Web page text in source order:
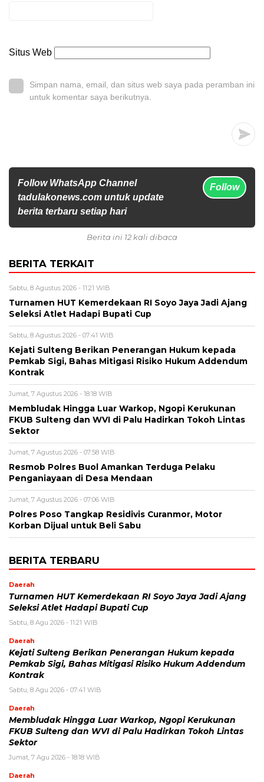
Situs Web
Simpan nama, email, dan situs web saya pada peramban ini
untuk komentar saya berikutnya.
Follow WhatsApp Channel
tadulakonews.com untuk update
berita terbaru setiap hari
Follow
Berita ini 12 kali dibaca
BERITA TERKAIT
Sabtu, 8 Agustus 2026 - 11:21 WIB
Turnamen HUT Kemerdekaan RI Soyo Jaya Jadi Ajang
Seleksi Atlet Hadapi Bupati Cup
Sabtu, 8 Agustus 2026 - 07:41 WIB
Kejati Sulteng Berikan Penerangan Hukum kepada
Pemkab Sigi, Bahas Mitigasi Risiko Hukum Addendum
Kontrak
Jumat, 7 Agustus 2026 - 18:18 WIB
Membludak Hingga Luar Warkop, Ngopi Kerukunan
FKUB Sulteng dan WVI di Palu Hadirkan Tokoh Lintas
Sektor
Jumat, 7 Agustus 2026 - 07:58 WIB
Resmob Polres Buol Amankan Terduga Pelaku
Penganiayaan di Desa Mendaan
Jumat, 7 Agustus 2026 - 07:06 WIB
Polres Poso Tangkap Residivis Curanmor, Motor
Korban Dijual untuk Beli Sabu
BERITA TERBARU
Daerah
Turnamen HUT Kemerdekaan RI Soyo Jaya Jadi Ajang
Seleksi Atlet Hadapi Bupati Cup
Sabtu, 8 Agu 2026 - 11:21 WIB
Daerah
Kejati Sulteng Berikan Penerangan Hukum kepada
Pemkab Sigi, Bahas Mitigasi Risiko Hukum Addendum
Kontrak
Sabtu, 8 Agu 2026 - 07:41 WIB
Daerah
Membludak Hingga Luar Warkop, Ngopi Kerukunan
FKUB Sulteng dan WVI di Palu Hadirkan Tokoh Lintas
Sektor
Jumat, 7 Agu 2026 - 18:18 WIB
Daerah